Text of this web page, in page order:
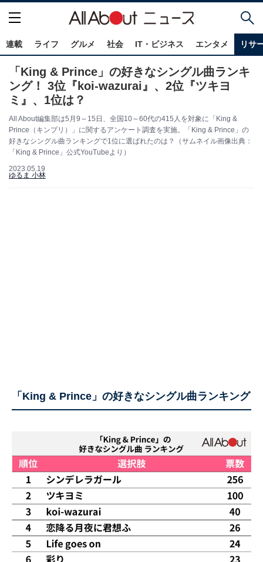
連載 ライフ グルメ 社会 IT・ビジネス エンタメ リサ
「King & Prince」の好きなシングル曲ランキ
ング！ 3位『koi-wazurai』、2位『ツキヨ
ミ』、1位は？
All About編集部は5月9～15日、全国10～60代の415人を対象に「King &
Prince（キンプリ）」に関するアンケート調査を実施。「King & Prince」の
好きなシングル曲ランキングで1位に選ばれたのは？（サムネイル画像出典：
「King & Prince」公式YouTubeより）
2023.05.19
ゆるま 小林
「King & Prince」の好きなシングル曲ランキング